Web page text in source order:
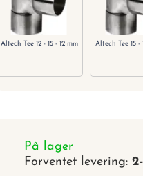
Altech Tee 12 - 15 - 12 mm Altech Tee 15 -
På lager
Forventet levering: